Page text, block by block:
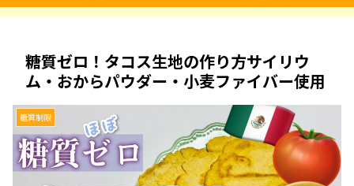
糖質ゼロ！タコス生地の作り方サイリウ
ム・おからパウダー・小麦ファイバー使用
糖質制限